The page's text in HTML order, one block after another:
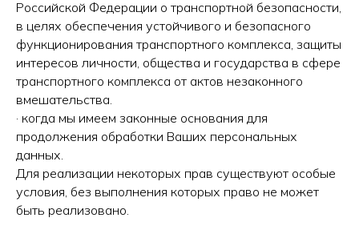
Российской Федерации о транспортной безопасности,
в целях обеспечения устойчивого и безопасного
функционирования транспортного комплекса, защиты
интересов личности, общества и государства в сфере
транспортного комплекса от актов незаконного
вмешательства.
· когда мы имеем законные основания для
продолжения обработки Ваших персональных
данных.
Для реализации некоторых прав существуют особые
условия, без выполнения которых право не может
быть реализовано.